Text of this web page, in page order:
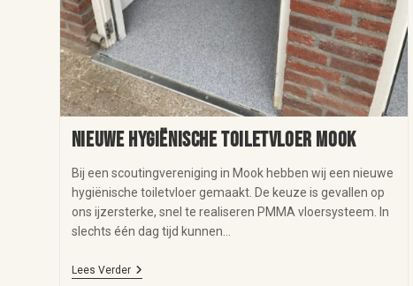
Nieuwe hygiënische toiletvloer Mook
Bij een scoutingvereniging in Mook hebben wij een nieuwe
hygiënische toiletvloer gemaakt. De keuze is gevallen op
ons ijzersterke, snel te realiseren PMMA vloersysteem. In
slechts één dag tijd kunnen…
Lees Verder